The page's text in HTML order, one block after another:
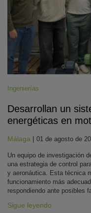
Ingenierías
Desarrollan un
energéticas en
Málaga | 01 de agosto de
Un equipo de investigación
una estrategia de control
y aeronáutica. Esta técnica
funcionamiento más
respondiendo ante posibles
Sigue leyendo